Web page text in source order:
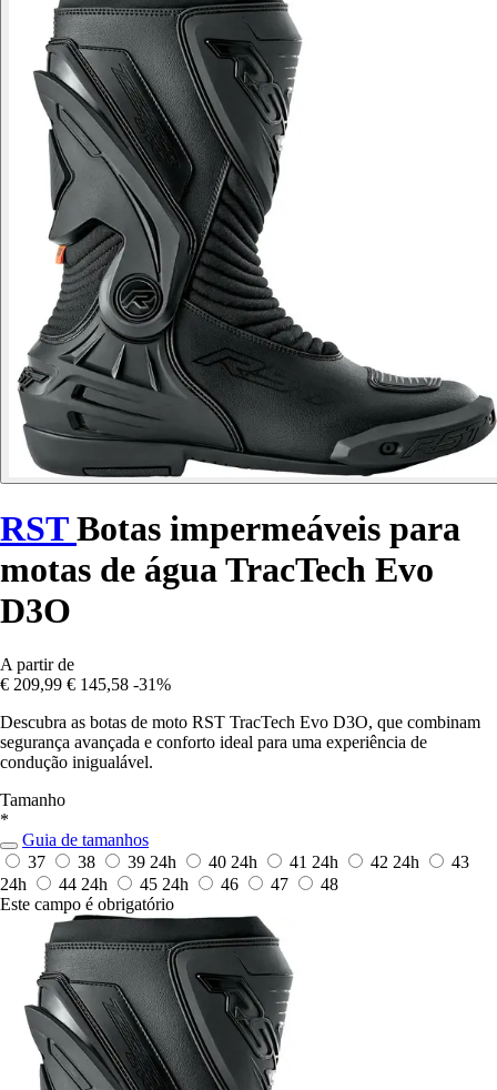
RSTBotas impermeáveis para
motas de água TracTech Evo
D3O
A partir de
€ 209,99 € 145,58 -31%
Descubra as botas de moto RST TracTech Evo D3O, que combinam
segurança avançada e conforto ideal para uma experiência de
condução inigualável.
Tamanho
*
Guia de tamanhos
37
38 39 24h 40 24h 41 24h 42 24h
43
24h
44 24h 45 24h 46 47
48
Este campo é obrigatório